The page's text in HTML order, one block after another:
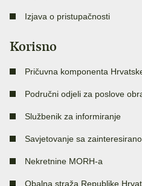
Izjava o pristupačnosti
Korisno
Pričuvna komponenta
Područni odjeli za poslove
Službenik za informiranje
Savjetovanje sa
Nekretnine MORH-a
Obalna straža Republike